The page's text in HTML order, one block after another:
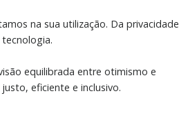
na sua utilização. Da privacidade
equilibrada entre otimismo e
eficiente e inclusivo.